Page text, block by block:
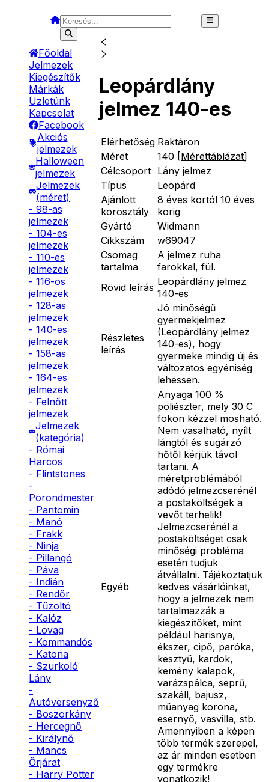
Főoldal
Jelmezek
Kiegészítők
Márkák
Üzletünk
Kapcsolat
Facebook
Akciós
jelmezek
Halloween
jelmezek
Jelmezek
(méret)
- 98-as
jelmezek
- 104-es
jelmezek
- 110-es
jelmezek
- 116-os
jelmezek
- 128-as
jelmezek
- 140-es
jelmezek
- 158-as
jelmezek
- 164-es
jelmezek
- Felnőtt
jelmezek
Jelmezek
(kategória)
- Római
Harcos
- Flintstones
-
Porondmester
- Pantomin
- Manó
- Frakk
- Ninja
- Pillangó
- Páva
- Indián
- Rendőr
- Tűzoltó
- Kalóz
- Lovag
- Kommandós
- Katona
- Szurkoló
Lány
-
Autóversenyző
- Boszorkány
- Hercegnő
- Királynő
- Mancs
Őrjárat
- Harry Potter
Leopárdlány
jelmez 140-es
Elérhetőség Raktáron
Méret
140 [Mérettáblázat]
Célcsoport Lány jelmez
Típus
Leopárd
Ajánlott
korosztály
8 éves kortól 10 éves
korig
Gyártó
Widmann
Cikkszám
w69047
Csomag
tartalma
A jelmez ruha
farokkal, fül.
Rövid leírás Leopárdlány jelmez
140-es
Részletes
leírás
Jó minőségű
gyermekjelmez
(Leopárdlány jelmez
140-es), hogy
gyermeke mindig új és
változatos egyéniség
lehessen.
Egyéb
Anyaga 100 %
poliészter, mely 30 C
fokon kézzel mosható.
Nem vasalható, nyílt
lángtól és sugárzó
hőtől kérjük távol
tartani. A
méretproblémából
adódó jelmezcserénél
a postaköltségek a
vevőt terhelik!
Jelmezcserénél a
postaköltséget csak
minőségi probléma
esetén tudjuk
átvállalni. Tájékoztatjuk
kedves vásárlóinkat,
hogy a jelmezek nem
tartalmazzák a
kiegészítőket, mint
például harisnya,
ékszer, cipő, paróka,
kesztyű, kardok,
kemény kalapok,
varázspálca, seprű,
szakáll, bajusz,
műanyag korona,
esernyő, vasvilla, stb.
Amennyiben a képen
több termék szerepel,
az ár minden esetben
egy termékre
vonatkozik!